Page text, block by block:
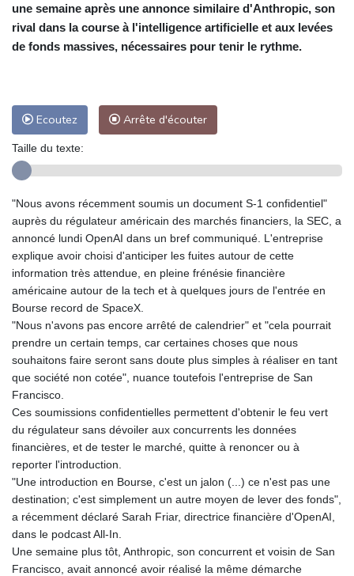
une semaine après une annonce similaire d'Anthropic, son
rival dans la course à l'intelligence artificielle et aux levées
de fonds massives, nécessaires pour tenir le rythme.
Ecoutez Arrête d'écouter
Taille du texte:
"Nous avons récemment soumis un document S-1 confidentiel"
auprès du régulateur américain des marchés financiers, la SEC, a
annoncé lundi OpenAI dans un bref communiqué. L'entreprise
explique avoir choisi d'anticiper les fuites autour de cette
information très attendue, en pleine frénésie financière
américaine autour de la tech et à quelques jours de l'entrée en
Bourse record de SpaceX.
"Nous n'avons pas encore arrêté de calendrier" et "cela pourrait
prendre un certain temps, car certaines choses que nous
souhaitons faire seront sans doute plus simples à réaliser en tant
que société non cotée", nuance toutefois l'entreprise de San
Francisco.
Ces soumissions confidentielles permettent d'obtenir le feu vert
du régulateur sans dévoiler aux concurrents les données
financières, et de tester le marché, quitte à renoncer ou à
reporter l'introduction.
"Une introduction en Bourse, c'est un jalon (...) ce n'est pas une
destination; c'est simplement un autre moyen de lever des fonds",
a récemment déclaré Sarah Friar, directrice financière d'OpenAI,
dans le podcast All-In.
Une semaine plus tôt, Anthropic, son concurrent et voisin de San
Francisco, avait annoncé avoir réalisé la même démarche